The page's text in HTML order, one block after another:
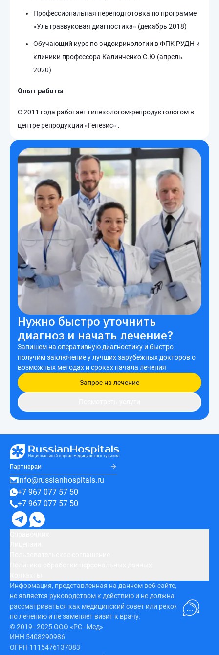
Профессиональная переподготовка по программе
«Ультразвуковая диагностика» (декабрь 2018)
Обучающий курс по эндокринологии в ФПК РУДН и
клиники профессора Калинченко С.Ю (апрель
2020)
Опыт работы
С 2011 года работает гинекологом-репродуктологом в
центре репродукции «Генезис» .
Нужно быстро уточнить
диагноз и начать лечение?
Запишем на оперативную диагностику и быстро
получим заключение у лучших зарубежных докторов о
возможных методах и сроках начала лечения
Запрос на лечение
Партнерам
info@russianhospitals.ru
+7 967 077 57 50
+7 967 077 57 50
Информация, представленная на данном веб-сайте,
не является руководством к действию и не должна
рассматриваться как медицинский совет или рекомендация
по лечению и не заменяет визит к врачу.
© 2019–2025 ООО «РС–Мед»
ИНН 5408290986
ОГРН 1115476137083